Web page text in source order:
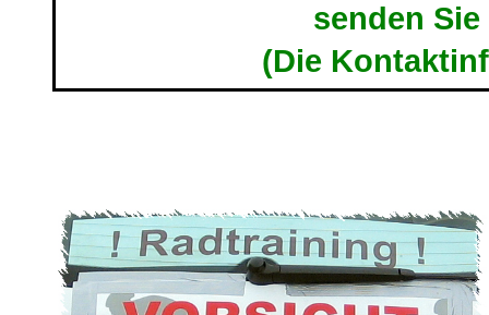
senden
(Die